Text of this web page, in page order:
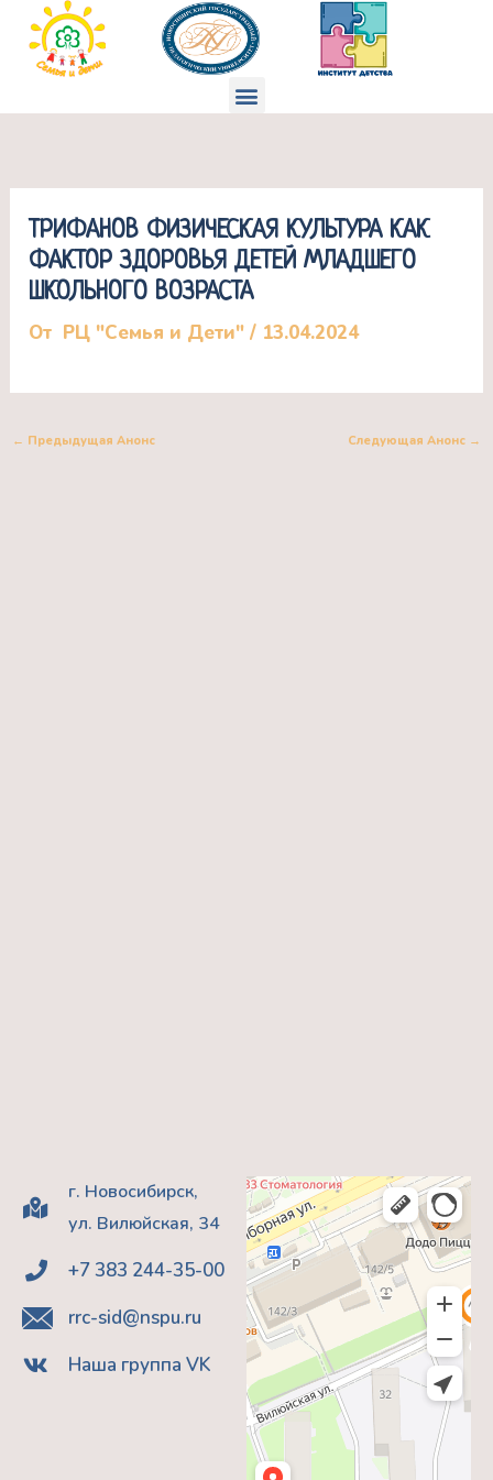
Перейти
содержимому
Меню
ТРИФАНОВ ФИЗИЧЕСКАЯ КУЛЬТУРА КАК
ФАКТОР ЗДОРОВЬЯ ДЕТЕЙ МЛАДШЕГО
ШКОЛЬНОГО ВОЗРАСТА
От РЦ "Семья и Дети"/ 13.04.2024
← Предыдущая Анонс Следующая Анонс →
г. Новосибирск,
ул. Вилюйская, 34
+7 383 244-35-00
rrc-sid@nspu.ru
Наша группа VK